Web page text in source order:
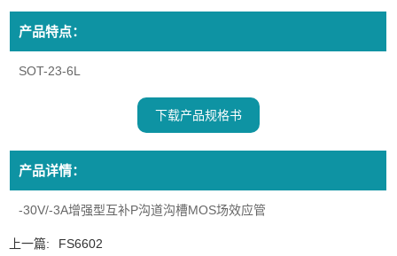
产品特点：
SOT-23-6L
下载产品规格书
产品详情：
-30V/-3A增强型互补P沟道沟槽MOS场效应管
上一篇:
FS6602